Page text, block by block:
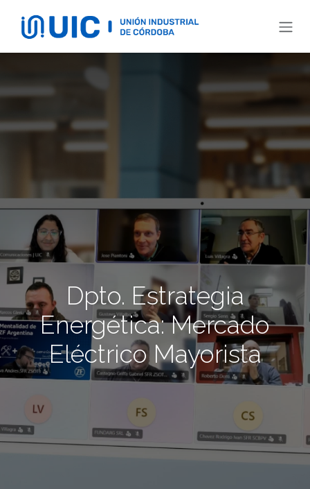
Dpto. Estrategia
Energética: Mercado
Eléctrico Mayorista